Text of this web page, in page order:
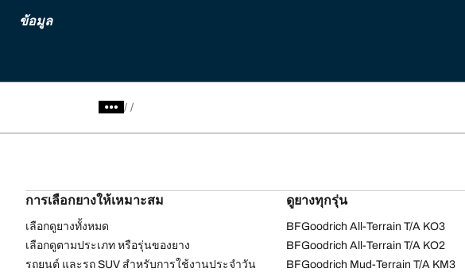
ข้อมูล
/
การเลือกยางให้เหมาะสม
เลือกดูยางทั้งหมด
เลือกดูตามประเภท หรือรุ่นของยาง
รถยนต์ และรถ SUV สำหรับการใช้งานประจำวัน
ดูยางทุกรุ่น
BFGoodrich All-Terrain T/A KO3
BFGoodrich All-Terrain T/A KO2
BFGoodrich Mud-Terrain T/A KM3